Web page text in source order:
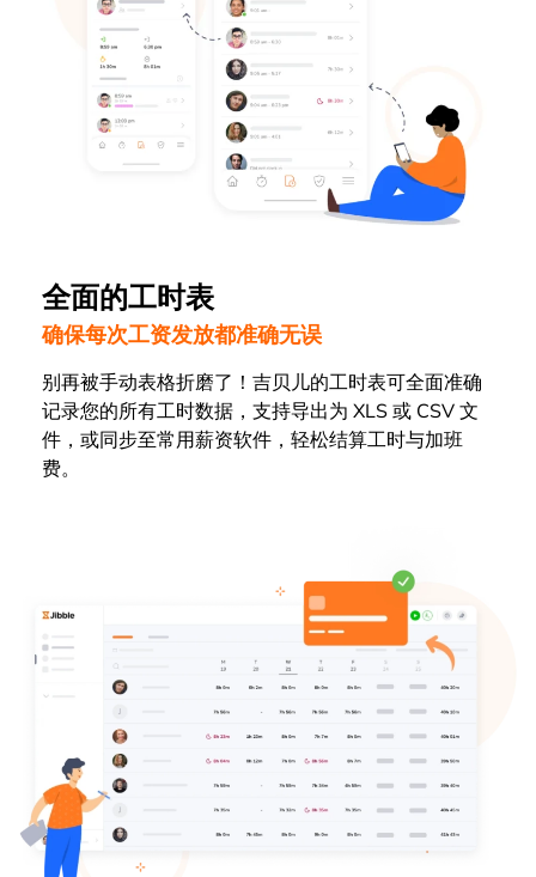
全面的工时表
确保每次工资发放都准确无误
别再被手动表格折磨了！吉贝儿的工时表可全面准确
记录您的所有工时数据，支持导出为 XLS 或 CSV 文
件，或同步至常用薪资软件，轻松结算工时与加班
费。